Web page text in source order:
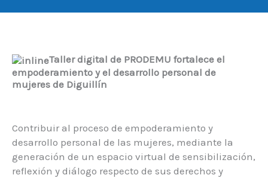
Taller digital de PRODEMU fortalece el
empoderamiento y el desarrollo personal de
mujeres de Diguillín
Contribuir al proceso de empoderamiento y
desarrollo personal de las mujeres, mediante la
generación de un espacio virtual de sensibilización,
reflexión y diálogo respecto de sus derechos y